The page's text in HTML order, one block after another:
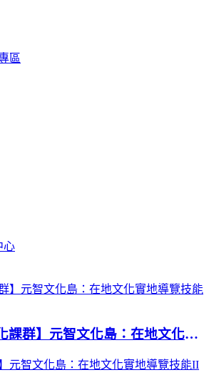
區
心
元智文化島：在地文化實地導覽技能II
元智文化島：在地文化實地導覽技能II